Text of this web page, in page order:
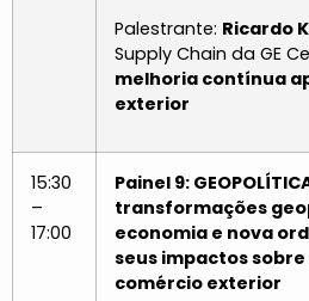
Palestrante: Ricardo
Supply Chain da GE
melhoria contínua
exterior
15:30
–
17:00
Painel 9:
transformações
economia e nova
seus impactos sobre
comércio exterior